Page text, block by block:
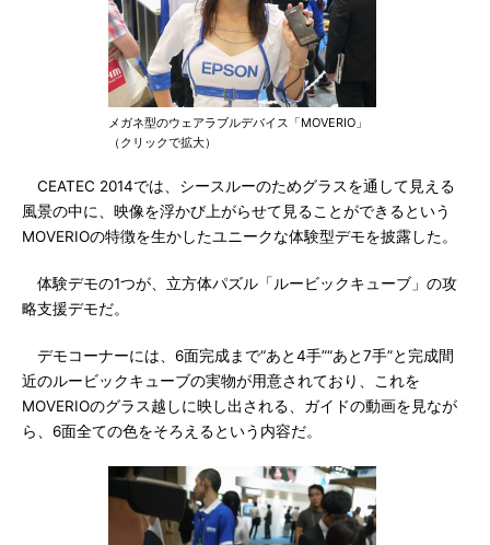
メガネ型のウェアラブルデバイス「MOVERIO」
（クリックで拡大）
CEATEC 2014では、シースルーのためグラスを通して見える
風景の中に、映像を浮かび上がらせて見ることができるという
MOVERIOの特徴を生かしたユニークな体験型デモを披露した。
体験デモの1つが、立方体パズル「ルービックキューブ」の攻
略支援デモだ。
デモコーナーには、6面完成まで“あと4手”“あと7手”と完成間
近のルービックキューブの実物が用意されており、これを
MOVERIOのグラス越しに映し出される、ガイドの動画を見なが
ら、6面全ての色をそろえるという内容だ。